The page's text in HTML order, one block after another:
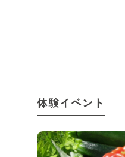
体験イベント